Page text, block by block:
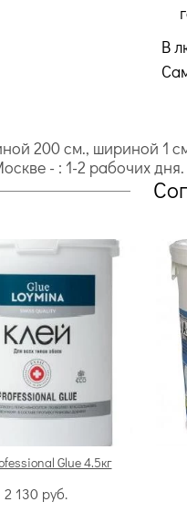
В
200 cм., шириной
- : 1-2 рабочих
Glue 4.5кг
2 130 руб.